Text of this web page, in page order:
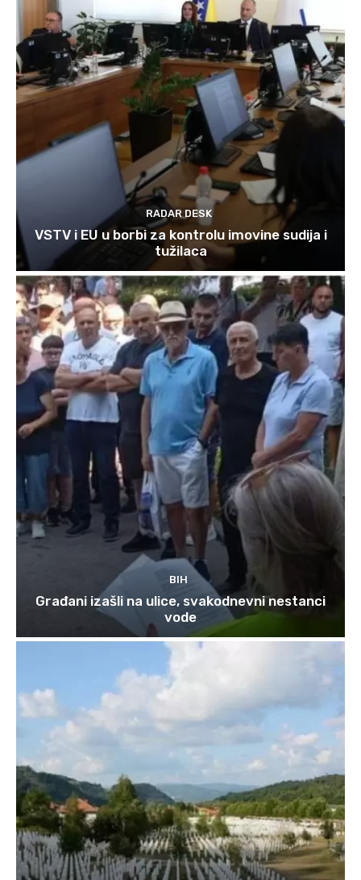
RADAR DESK
VSTV i EU u borbi za kontrolu imovine sudija i
tužilaca
BIH
Građani izašli na ulice, svakodnevni nestanci
vode